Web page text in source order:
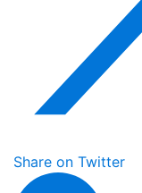
Share on Twitter